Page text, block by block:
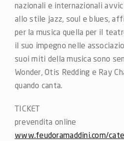
nazionali e internazionali
allo stile jazz, soul e blues,
per la musica quella per il
il suo impegno nelle
suoi miti della musica sono
Wonder, Otis Redding e Ray
quando canta.
TICKET
prevendita online
www.feudoramaddini.com/